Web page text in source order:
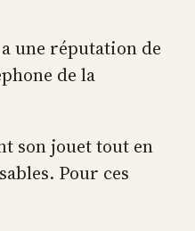
une réputation de
de la
son jouet tout en
Pour ces